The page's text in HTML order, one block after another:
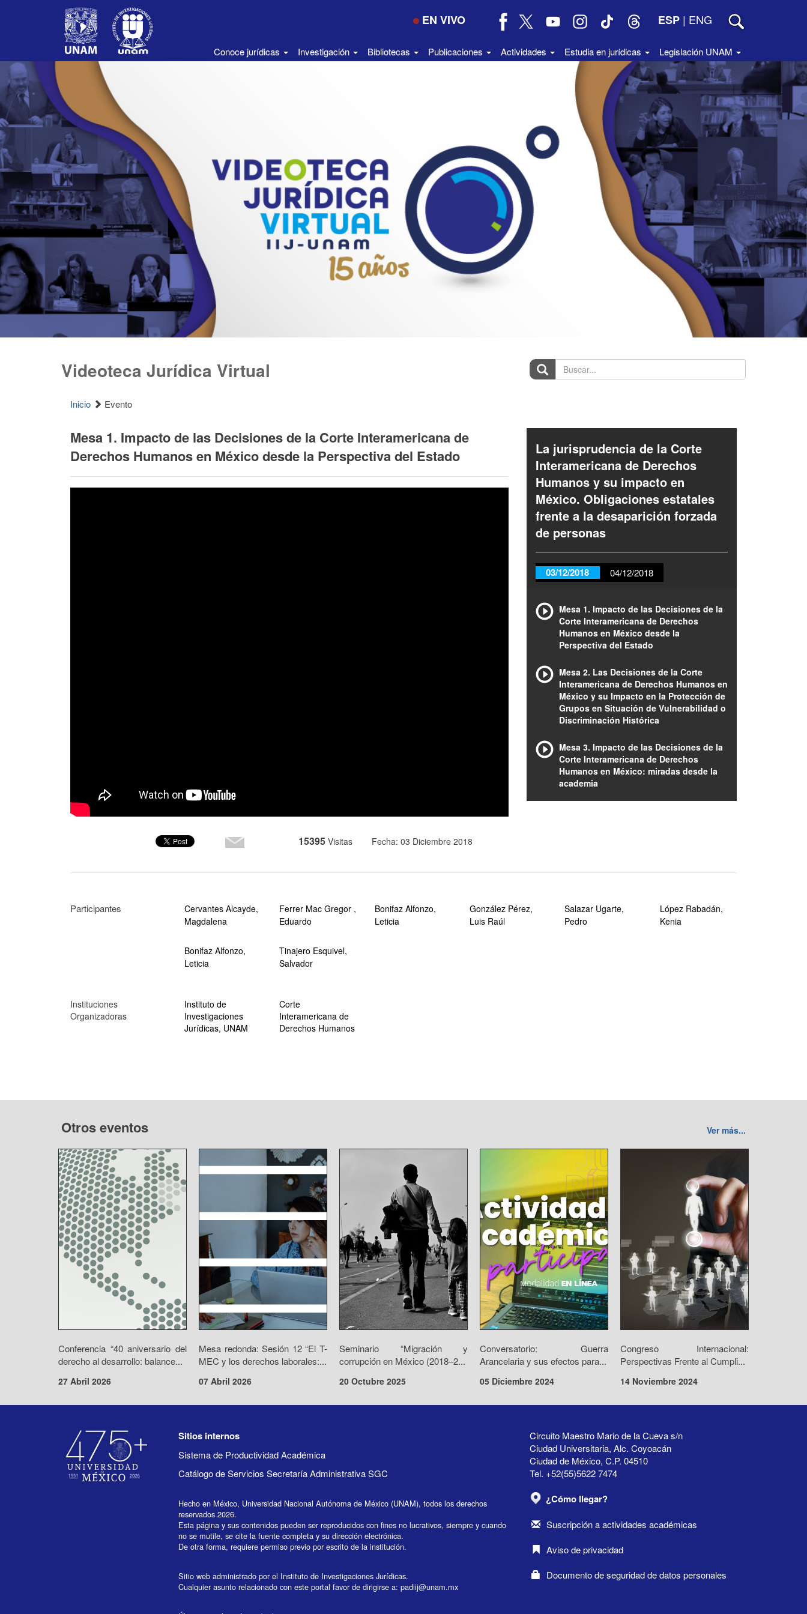
EN VIVO ESP | ENG
Conoce jurídicas Investigación Bibliotecas Publicaciones Actividades Estudia en jurídicas Legislación UNAM
Videoteca Jurídica Virtual Buscar...
Inicio Evento
Mesa 1. Impacto de las Decisiones de la Corte Interamericana de
Derechos Humanos en México desde la Perspectiva del Estado
15395 Visitas Fecha: 03 Diciembre 2018
La jurisprudencia de la Corte
Interamericana de Derechos
Humanos y su impacto en
México. Obligaciones estatales
frente a la desaparición forzada
de personas
03/12/2018 04/12/2018
Mesa 1. Impacto de las Decisiones de la
Corte Interamericana de Derechos
Humanos en México desde la
Perspectiva del Estado
Mesa 2. Las Decisiones de la Corte
Interamericana de Derechos Humanos en
México y su Impacto en la Protección de
Grupos en Situación de Vulnerabilidad o
Discriminación Histórica
Mesa 3. Impacto de las Decisiones de la
Corte Interamericana de Derechos
Humanos en México: miradas desde la
academia
Participantes
Cervantes Alcayde,
Magdalena
Ferrer Mac Gregor ,
Eduardo
Bonifaz Alfonzo,
Leticia
González Pérez,
Luis Raúl
Salazar Ugarte,
Pedro
López Rabadán,
Kenia
Bonifaz Alfonzo,
Leticia
Tinajero Esquivel,
Salvador
Instituciones
Organizadoras
Instituto de
Investigaciones
Jurídicas, UNAM
Corte
Interamericana de
Derechos Humanos
Otros eventos Ver más...
Conferencia “40 aniversario del
derecho al desarrollo: balance...
27 Abril 2026
Mesa redonda: Sesión 12 “El T-
MEC y los derechos laborales:...
07 Abril 2026
Seminario “Migración y
corrupción en México (2018–2...
20 Octubre 2025
Conversatorio: Guerra
Arancelaria y sus efectos para...
05 Diciembre 2024
Congreso Internacional:
Perspectivas Frente al Cumpli...
14 Noviembre 2024
Circuito Maestro Mario de la Cueva s/n
Ciudad Universitaria, Alc. Coyoacán
Ciudad de México, C.P. 04510
Tel. +52(55)5622 7474
¿Cómo llegar?
Suscripción a actividades académicas
Aviso de privacidad
Documento de seguridad de datos personales
Sitios internos
Sistema de Productividad Académica
Catálogo de Servicios Secretaría Administrativa SGC
Hecho en México, Universidad Nacional Autónoma de México (UNAM), todos los derechos
reservados 2026.
Esta página y sus contenidos pueden ser reproducidos con fines no lucrativos, siempre y cuando
no se mutile, se cite la fuente completa y su dirección electrónica.
De otra forma, requiere permiso previo por escrito de la institución.
Sitio web administrado por el Instituto de Investigaciones Jurídicas.
Cualquier asunto relacionado con este portal favor de dirigirse a: padiij@unam.mx